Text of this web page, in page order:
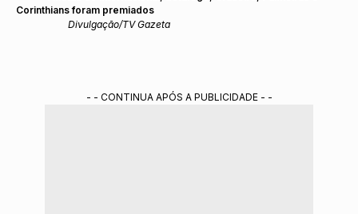
Corinthians foram premiados
Divulgação/TV Gazeta
- - CONTINUA APÓS A PUBLICIDADE - -